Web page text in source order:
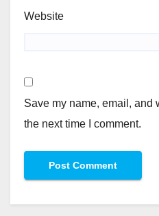
Website
Save my name, email, and
the next time I comment.